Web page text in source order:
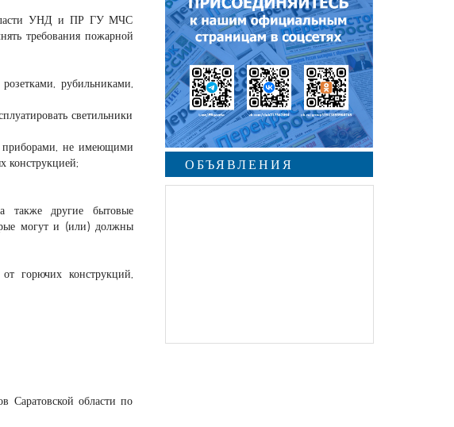
области УНД и ПР ГУ МЧС
требования пожарной
рубильниками,
светильники
приборами, не имеющими
конструкцией;
также другие бытовые
могут и (или) должны
горючих конструкций,
Саратовской области по
ОБЪЯВЛЕНИЯ